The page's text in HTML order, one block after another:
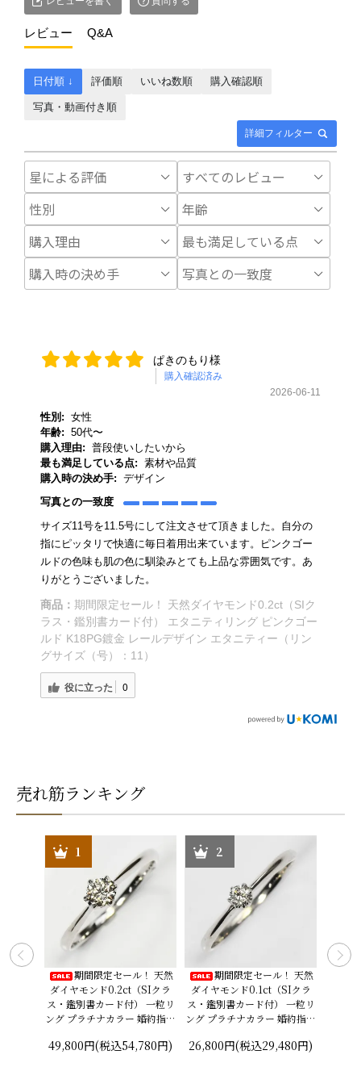
レビュー Q&A
詳細フィルター
日付順 ↓ 評価順 いいね数順 購入確認順
写真・動画付き順
ぱきのもり様
購入確認済み
2026-06-11
性別: 女性
年齢: 50代〜
購入理由: 普段使いしたいから
最も満足している点: 素材や品質
購入時の決め手: デザイン
写真との一致度
サイズ11号を11.5号にして注文させて頂きました。自分の
指にピッタリで快適に毎日着用出来ています。ピンクゴー
ルドの色味も肌の色に馴染みとても上品な雰囲気です。あ
りがとうございました。
商品：期間限定セール！ 天然ダイヤモンド0.2ct（SIク
ラス・鑑別書カード付） エタニティリング ピンクゴー
ルド K18PG鍍金 レールデザイン エタニティー（リン
グサイズ（号）：11）
役に立った 0
売れ筋ランキング
1
期間限定セール！ 天然
ダイヤモンド0.2ct（SIクラ
ス・鑑別書カード付） 一粒リ
ング プラチナカラー 婚約指輪
49,800円(税込54,780円)
2
期間限定セール！ 天然
ダイヤモンド0.1ct（SIクラ
ス・鑑別書カード付） 一粒リ
ング プラチナカラー 婚約指輪
26,800円(税込29,480円)